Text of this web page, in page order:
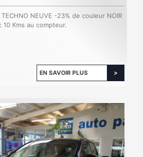
TECHNO NEUVE -23% de couleur NOIR
10 Kms au compteur.
EN SAVOIR PLUS